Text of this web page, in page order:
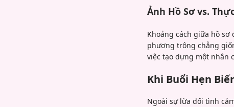
Ảnh Hồ Sơ vs.
Khoảng cách giữa hồ
phương trông chẳng
việc tạo dựng một nhân
Khi Buổi Hẹn
Ngoài sự lừa dối tình